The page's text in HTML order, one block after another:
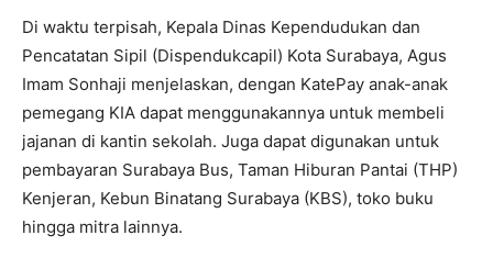
Di waktu terpisah, Kepala Dinas Kependudukan dan
Pencatatan Sipil (Dispendukcapil) Kota Surabaya, Agus
Imam Sonhaji menjelaskan, dengan KatePay anak-anak
pemegang KIA dapat menggunakannya untuk membeli
jajanan di kantin sekolah. Juga dapat digunakan untuk
pembayaran Surabaya Bus, Taman Hiburan Pantai (THP)
Kenjeran, Kebun Binatang Surabaya (KBS), toko buku
hingga mitra lainnya.